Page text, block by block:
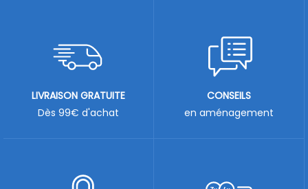
LIVRAISON GRATUITE
Dès 99€ d'achat
CONSEILS
en aménagement